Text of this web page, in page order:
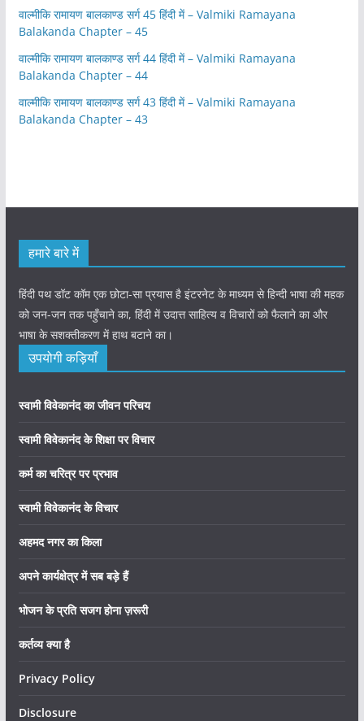
वाल्मीकि रामायण बालकाण्ड सर्ग 45 हिंदी में – Valmiki Ramayana
Balakanda Chapter – 45
वाल्मीकि रामायण बालकाण्ड सर्ग 44 हिंदी में – Valmiki Ramayana
Balakanda Chapter – 44
वाल्मीकि रामायण बालकाण्ड सर्ग 43 हिंदी में – Valmiki Ramayana
Balakanda Chapter – 43
हमारे बारे में
हिंदी पथ डॉट कॉम एक छोटा-सा प्रयास है इंटरनेट के माध्यम से हिन्दी भाषा की महक
को जन-जन तक पहुँचाने का, हिंदी में उदात्त साहित्य व विचारों को फैलाने का और
भाषा के सशक्तीकरण में हाथ बटाने का।
उपयोगी कड़ियाँ
स्वामी विवेकानंद का जीवन परिचय
स्वामी विवेकानंद के शिक्षा पर विचार
कर्म का चरित्र पर प्रभाव
स्वामी विवेकानंद के विचार
अहमद नगर का किला
अपने कार्यक्षेत्र में सब बड़े हैं
भोजन के प्रति सजग होना ज़रूरी
कर्तव्य क्या है
Privacy Policy
Disclosure